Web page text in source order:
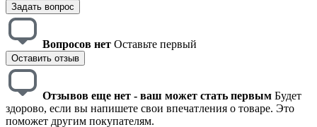
Задать вопрос
Вопросов нет Оставьте первый
Оставить отзыв
Отзывов еще нет - ваш может стать первым Будет
здорово, если вы напишете свои впечатления о товаре. Это
поможет другим покупателям.